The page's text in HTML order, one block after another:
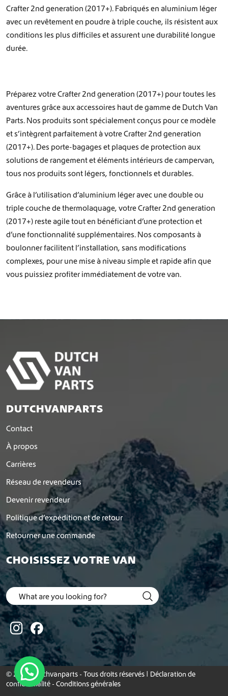
Crafter 2nd generation (2017+). Fabriqués en aluminium léger
avec un revêtement en poudre à triple couche, ils résistent aux
conditions les plus difficiles et assurent une durabilité longue
durée.
Préparez votre Crafter 2nd generation (2017+) pour toutes les
aventures grâce aux accessoires haut de gamme de Dutch Van
Parts. Nos produits sont spécialement conçus pour ce modèle
et s’intègrent parfaitement à votre Crafter 2nd generation
(2017+). Des porte-bagages et plaques de protection aux
solutions de rangement et éléments intérieurs de campervan,
tous nos produits sont légers, fonctionnels et durables.
Grâce à l’utilisation d’aluminium léger avec une double ou
triple couche de thermolaquage, votre Crafter 2nd generation
(2017+) reste agile tout en bénéficiant d’une protection et
d’une fonctionnalité supplémentaires. Nos composants à
boulonner facilitent l’installation, sans modifications
complexes, pour une mise à niveau simple et rapide afin que
vous puissiez profiter immédiatement de votre van.
DUTCHVANPARTS
Contact
À propos
Carrières
Réseau de revendeurs
Devenir revendeur
Politique d’expédition et de retour
Retourner une commande
CHOISISSEZ VOTRE VAN
© 2026 Dutchvanparts - Tous droits réservés | Déclaration de
confidentialité -Conditions générales